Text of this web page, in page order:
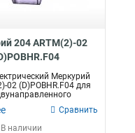
204 ARTM(2)-02
Меркурий
02 (D)POBHR.F04 для
Сравнить
В наличии